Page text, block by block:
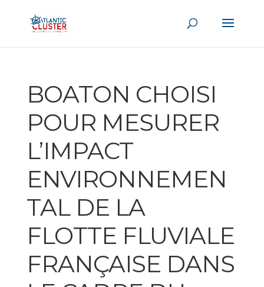
BOATON CHOISI
POUR MESURER
L’IMPACT
ENVIRONNEMEN
TAL DE LA
FLOTTE FLUVIALE
FRANÇAISE DANS